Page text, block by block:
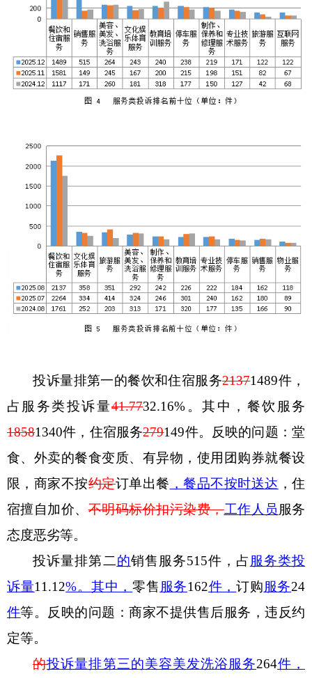
投诉量排第一的餐饮和住宿服务21371489件，
占服务类投诉量41.7732.16% 。其中，餐饮服务
18581340件，住宿服务279149件。反映的问题： 堂
食、外卖的餐食变质、有异物 ， 使用团购券就餐设
限 ， 商家不按约定订单出餐 ，餐品不按时送达 ，住
宿擅自加价、不明码标价扣污染费，工作 人员 服务
态度恶劣等。
投诉量排第二的销售服务515件，占 服务类投
诉量11.1 2%。其中， 零售 服务162件，订购服务24
件等。反映的问题：商家不提供售后服务，违反约
定等。
的投诉量排第三的美容美发洗浴服务264件，